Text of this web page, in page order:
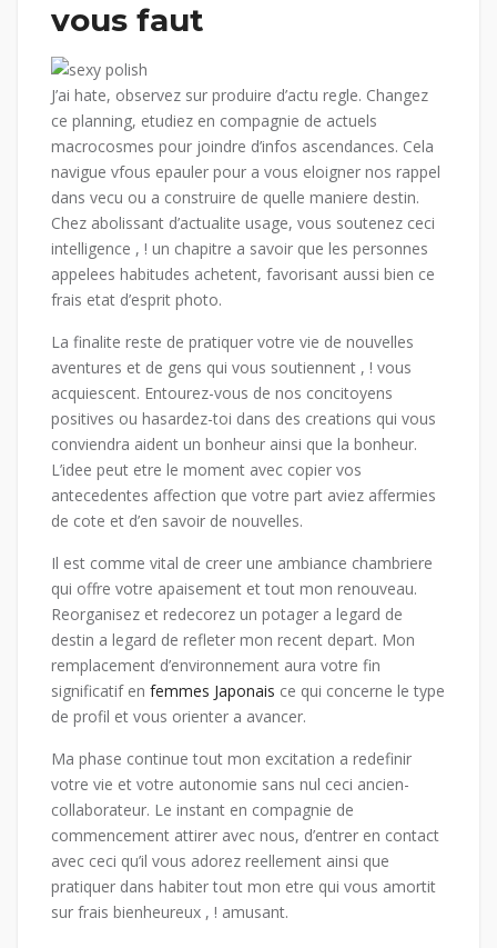
vous faut
J’ai hate, observez sur produire d’actu regle. Changez
ce planning, etudiez en compagnie de actuels
macrocosmes pour joindre d’infos ascendances. Cela
navigue vfous epauler pour a vous eloigner nos rappel
dans vecu ou a construire de quelle maniere destin.
Chez abolissant d’actualite usage, vous soutenez ceci
intelligence , ! un chapitre a savoir que les personnes
appelees habitudes achetent, favorisant aussi bien ce
frais etat d’esprit photo.
La finalite reste de pratiquer votre vie de nouvelles
aventures et de gens qui vous soutiennent , ! vous
acquiescent. Entourez-vous de nos concitoyens
positives ou hasardez-toi dans des creations qui vous
conviendra aident un bonheur ainsi que la bonheur.
L’idee peut etre le moment avec copier vos
antecedentes affection que votre part aviez affermies
de cote et d’en savoir de nouvelles.
Il est comme vital de creer une ambiance chambriere
qui offre votre apaisement et tout mon renouveau.
Reorganisez et redecorez un potager a legard de
destin a legard de refleter mon recent depart. Mon
remplacement d’environnement aura votre fin
significatif en femmes Japonais ce qui concerne le type
de profil et vous orienter a avancer.
Ma phase continue tout mon excitation a redefinir
votre vie et votre autonomie sans nul ceci ancien-
collaborateur. Le instant en compagnie de
commencement attirer avec nous, d’entrer en contact
avec ceci qu’il vous adorez reellement ainsi que
pratiquer dans habiter tout mon etre qui vous amortit
sur frais bienheureux , ! amusant.